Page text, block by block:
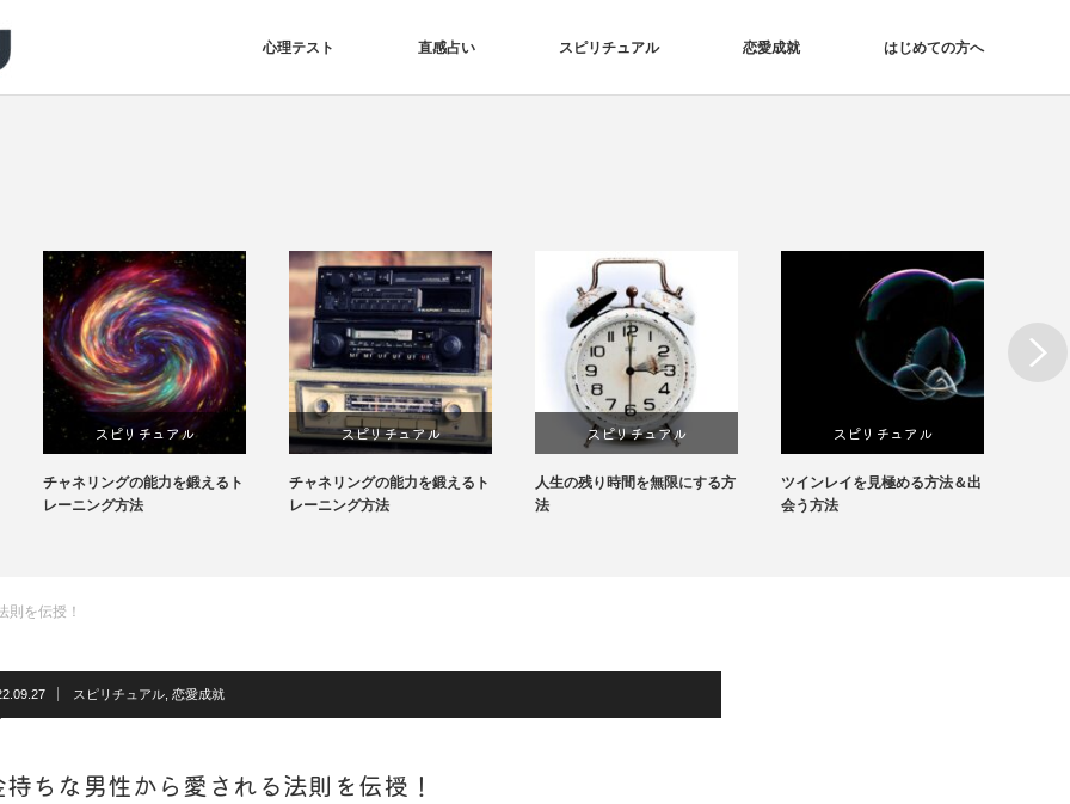
心理テスト 直感占い スピリチュアル 恋愛成就 はじめての方へ
スピリチュアル
ネリングの能力を鍛えるト
ニング方法
スピリチュアル
チャネリングの能力を鍛えるト
レーニング方法
スピリチュアル
人生の残り時間を無限にする方
スピリチュアル
ツインレイを見極める方法＆出
モテる人に愛さ
則を伝授！
スピリチュアル 恋愛成就
ちな男性から愛される法則を伝授！